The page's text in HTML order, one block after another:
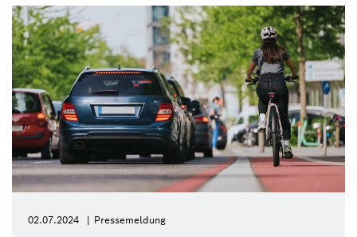
02.07.2024 Pressemeldung